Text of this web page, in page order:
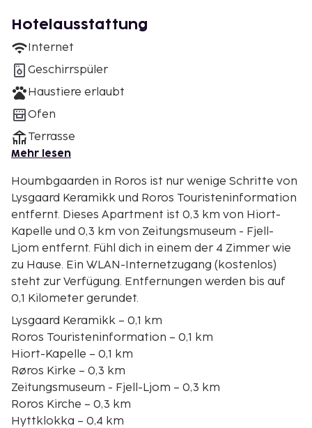
Hotelausstattung
Internet
Geschirrspüler
Haustiere erlaubt
Ofen
Terrasse
Mehr lesen
Houmbgaarden in Roros ist nur wenige Schritte von
Lysgaard Keramikk und Roros Touristeninformation
entfernt. Dieses Apartment ist 0,3 km von Hiort-
Kapelle und 0,3 km von Zeitungsmuseum - Fjell-
Ljom entfernt. Fühl dich in einem der 4 Zimmer wie
zu Hause. Ein WLAN-Internetzugang (kostenlos)
steht zur Verfügung. Entfernungen werden bis auf
0,1 Kilometer gerundet.
Lysgaard Keramikk – 0,1 km
Roros Touristeninformation – 0,1 km
Hiort-Kapelle – 0,1 km
Røros Kirke – 0,3 km
Zeitungsmuseum - Fjell-Ljom – 0,3 km
Roros Kirche – 0,3 km
Hyttklokka – 0,4 km